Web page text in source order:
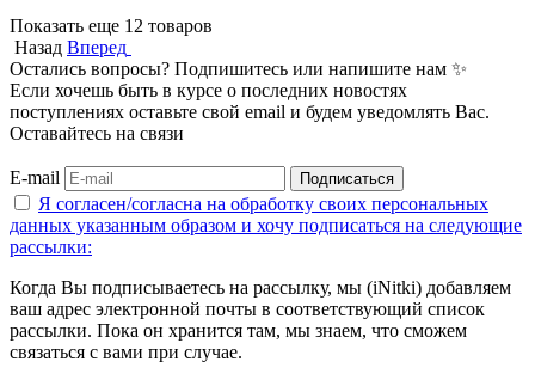
Показать еще 12 товаров
Назад Вперед
Остались вопросы? Подпишитесь или напишите нам ✨
Если хочешь быть в курсе о последних новостях
поступлениях оставьте свой email и будем уведомлять Вас.
Оставайтесь на связи
E-mail Подписаться
Я согласен/согласна на обработку своих персональных
данных указанным образом и хочу подписаться на следующие
рассылки:
Когда Вы подписываетесь на рассылку, мы (iNitki) добавляем
ваш адрес электронной почты в соответствующий список
рассылки. Пока он хранится там, мы знаем, что сможем
связаться с вами при случае.